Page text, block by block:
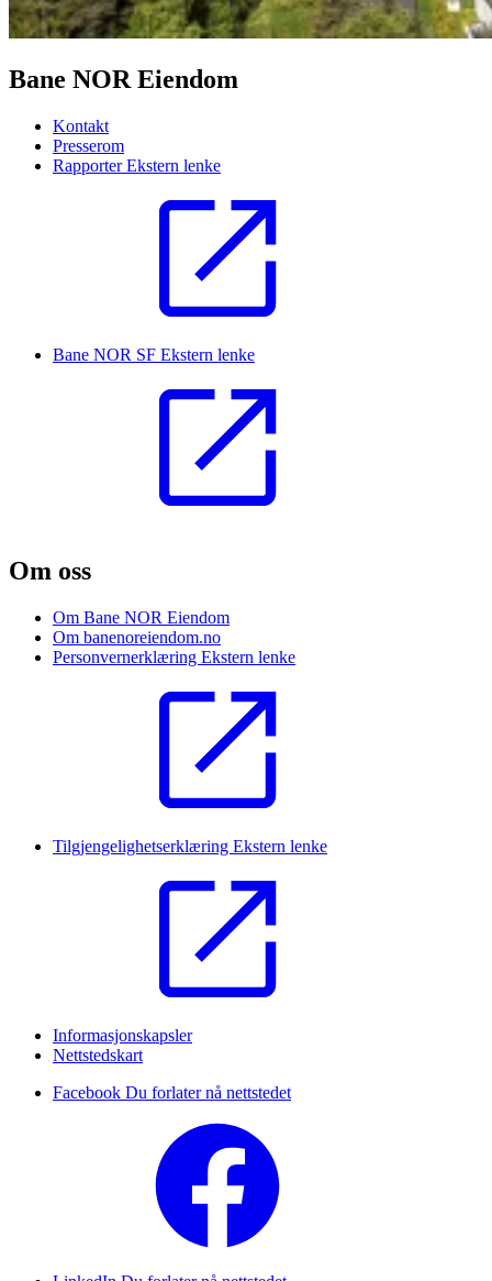
Bane NOR Eiendom
Kontakt
Presserom
RapporterEkstern lenke
Bane NOR SF Ekstern lenke
Om oss
Om Bane NOR Eiendom
Om banenoreiendom.no
Personvernerklæring Ekstern lenke
Tilgjengelighetserklæring Ekstern lenke
Informasjonskapsler
Nettstedskart
Facebook Du forlater nå nettstedet